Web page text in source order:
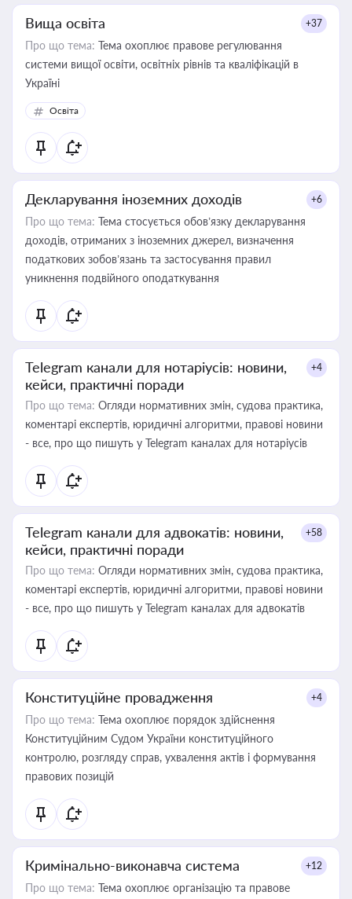
Вища освіта +37
Про що тема: Тема охоплює правове регулювання
системи вищої освіти, освітніх рівнів та кваліфікацій в
Україні
Освіта
Декларування іноземних доходів +6
Про що тема: Тема стосується обов’язку декларування
доходів, отриманих з іноземних джерел, визначення
податкових зобов’язань та застосування правил
уникнення подвійного оподаткування
Telegram канали для нотаріусів: новини,
кейси, практичні поради
+4
Про що тема: Огляди нормативних змін, судова практика,
коментарі експертів, юридичні алгоритми, правові новини
- все, про що пишуть у Telegram каналах для нотаріусів
Telegram канали для адвокатів: новини,
кейси, практичні поради
+58
Про що тема: Огляди нормативних змін, судова практика,
коментарі експертів, юридичні алгоритми, правові новини
- все, про що пишуть у Telegram каналах для адвокатів
Конституційне провадження +4
Про що тема: Тема охоплює порядок здійснення
Конституційним Судом України конституційного
контролю, розгляду справ, ухвалення актів і формування
правових позицій
Кримінально-виконавча система +12
Про що тема: Тема охоплює організацію та правове